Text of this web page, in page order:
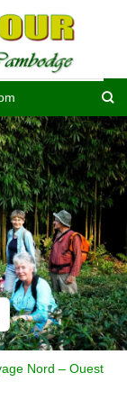
Nord – Ouest